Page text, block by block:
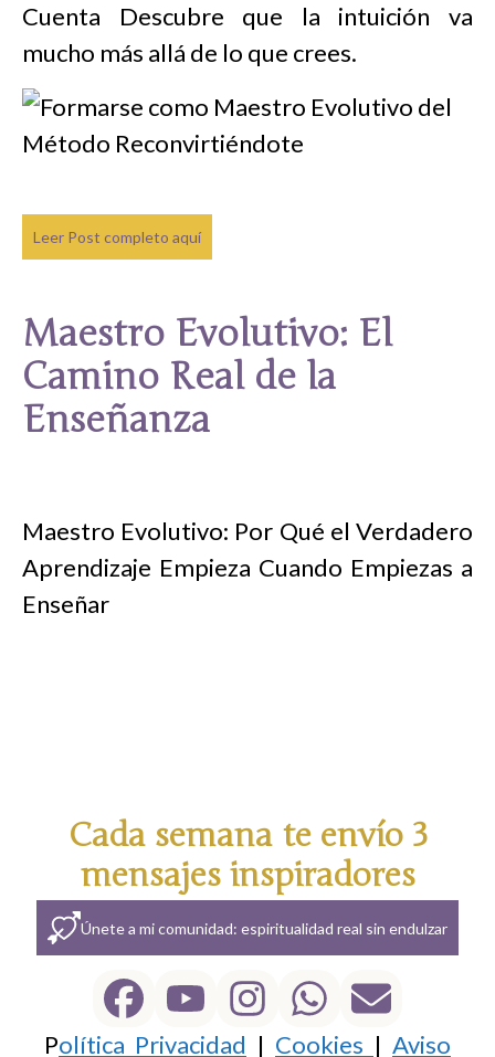
Cuenta Descubre que la intuición va
mucho más allá de lo que crees.
Leer Post completo aquí
Maestro Evolutivo: El
Camino Real de la
Enseñanza
Maestro Evolutivo: Por Qué el Verdadero
Aprendizaje Empieza Cuando Empiezas a
Enseñar
Cada semana te envío 3
mensajes inspiradores
Únete a mi comunidad: espiritualidad real sin endulzar
Política Privacidad | Cookies | Aviso